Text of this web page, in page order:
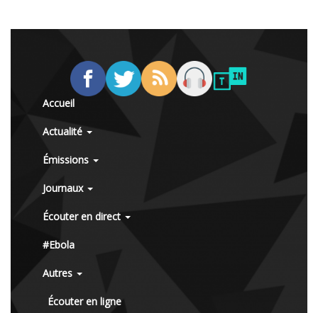
Accueil
Actualité
Émissions
Journaux
Écouter en direct
#Ebola
Autres
Écouter en ligne